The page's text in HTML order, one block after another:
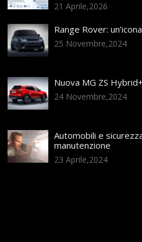
21 Aprile,2026
Range Rover:
25 Novembre,2024
Nuova MG ZS
24 Novembre,2024
Automobili e
manutenzione
23 Aprile,2024